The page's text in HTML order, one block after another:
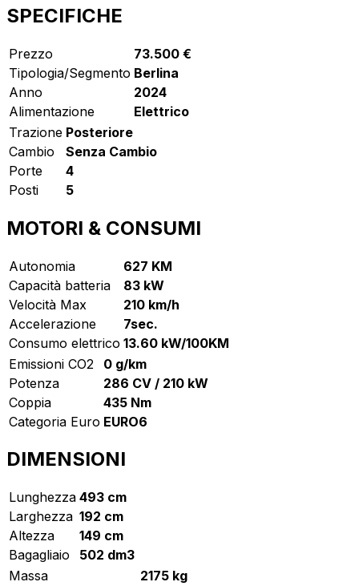
SPECIFICHE
Prezzo
73.500 €
Tipologia/Segmento Berlina
Anno
2024
Alimentazione
Elettrico
Trazione Posteriore
Cambio
Senza Cambio
Porte
4
Posti
5
MOTORI & CONSUMI
Autonomia
627 KM
Capacità batteria
83 kW
Velocità Max
210 km/h
Accelerazione
7sec.
Consumo elettrico 13.60 kW/100KM
Emissioni CO2
0 g/km
Potenza
286 CV / 210 kW
Coppia
435 Nm
Categoria Euro EURO6
DIMENSIONI
Lunghezza 493 cm
Larghezza 192 cm
Altezza
149 cm
Bagagliaio
502 dm3
Massa
2175 kg